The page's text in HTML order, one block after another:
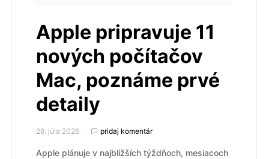
Apple pripravuje 11
nových počítačov
Mac, poznáme prvé
detaily
28. júla 2026 pridaj komentár
Apple plánuje v najbližších týždňoch, mesiacoch